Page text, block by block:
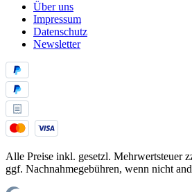
Über uns
Impressum
Datenschutz
Newsletter
Alle Preise inkl. gesetzl. Mehrwertsteuer
ggf. Nachnahmegebühren, wenn nicht